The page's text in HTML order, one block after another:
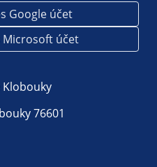
Google účet
Microsoft účet
Klobouky
76601